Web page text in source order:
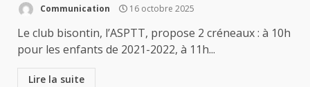
Communication 16 octobre 2025
Le club bisontin, l’ASPTT, propose 2 créneaux : à 10h
pour les enfants de 2021-2022, à 11h...
Lire la suite